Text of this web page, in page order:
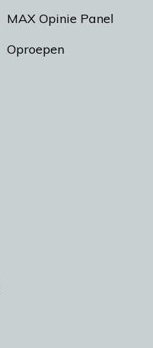
MAX Opinie Panel
Oproepen